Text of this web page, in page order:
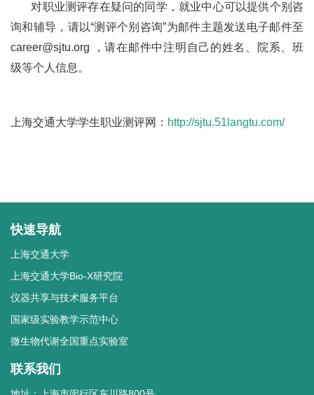
对职业测评存在疑问的同学，就业中心可以提供个别咨
询和辅导，请以“测评个别咨询”为邮件主题发送电子邮件至
career@sjtu.org ，请在邮件中注明自己的姓名、院系、班
级等个人信息。
上海交通大学学生职业测评网： http://sjtu.51langtu.com/
快速导航
上海交通大学
上海交通大学Bio-X研究院
仪器共享与技术服务平台
国家级实验教学示范中心
微生物代谢全国重点实验室
联系我们